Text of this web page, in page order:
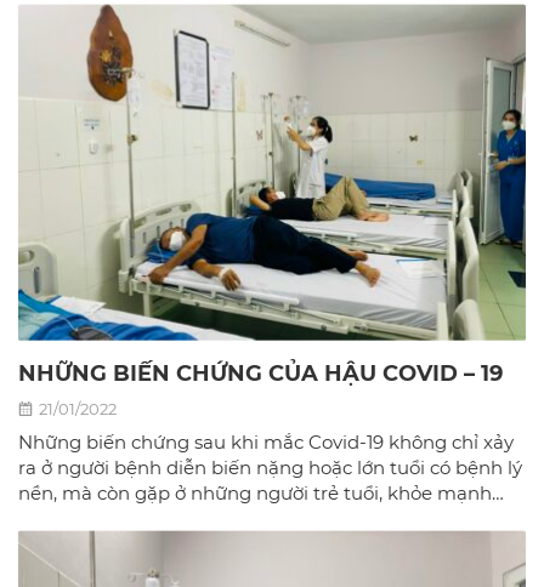
NHỮNG BIẾN CHỨNG CỦA HẬU COVID – 19
21/01/2022
Những biến chứng sau khi mắc Covid-19 không chỉ xảy
ra ở người bệnh diễn biến nặng hoặc lớn tuổi có bệnh lý
nền, mà còn gặp ở những người trẻ tuổi, khỏe mạnh